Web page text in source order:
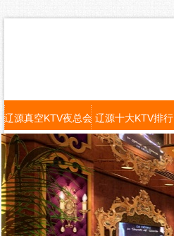
辽源真空KTV夜总会 辽源十大KTV排行